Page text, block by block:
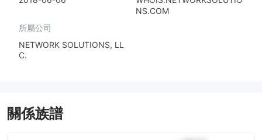
NS.COM
所屬公司
NETWORK SOLUTIONS, LL
C.
關係族譜